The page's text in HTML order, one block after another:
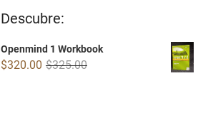
Descubre:
Openmind 1 Workbook
$325.00Original
$320.00
Current